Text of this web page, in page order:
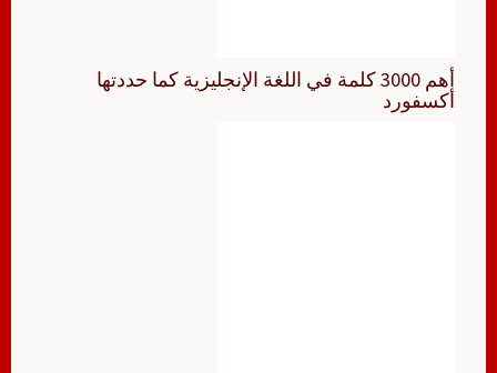
أهم 3000 كلمة في اللغة الإنجليزية كما حددتها
أكسفورد